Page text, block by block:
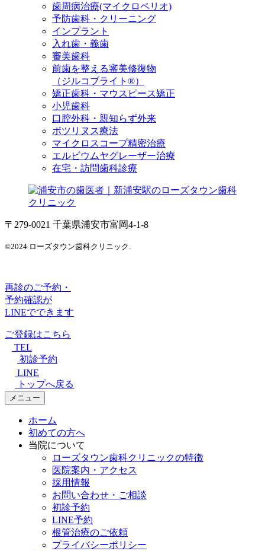
歯周病治療(マイクロペリオ)
予防歯科・クリーニング
インプラント
入れ歯・義歯
審美歯科
前歯を整える審美修復物
（ジルコブライト®）
矯正歯科・マウスピース矯正
小児歯科
口腔外科・親知らず外来
ボツリヌス療法
マイクロスコープ精密治療
エルビウムヤグレーザー治療
在宅・訪問歯科診療
〒279-0021 千葉県浦安市富岡4-1-8
©2024 ローズタウン歯科クリニック.
再診のご予約・
予約確認が
LINEでできます
ご登録はこちら
TEL
初診予約
LINE
トップへ戻る
メニュー
ホーム
初めての方へ
当院について
ローズタウン歯科クリニックの特徴
医院案内・アクセス
採用情報
お問い合わせ・ご相談
初診予約
LINE予約
根管治療のご依頼
プライバシーポリシー